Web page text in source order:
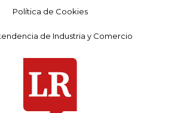
Política de Cookies
de Industria y Comercio